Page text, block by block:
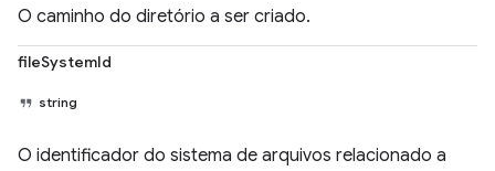
O caminho do diretório a ser criado.
fileSystemId
string
O identificador do sistema de arquivos relacionado a